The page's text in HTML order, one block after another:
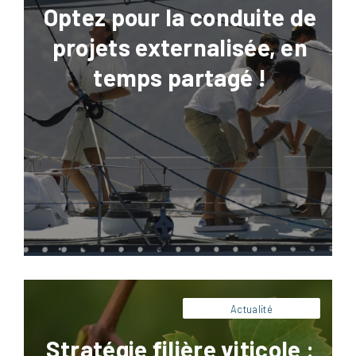
Optez pour la conduite de
projets externalisée, en
temps partagé !
Actualité
Stratégie filière viticole :
Facebook
LinkedIn
X Pinterest
La stratégie filière viticole n’est plus
uniquement une réflexion commerciale ou
institutionnelle. Elle devient un enjeu
industriel majeur pour les domaines, caves
coopératives, maisons de négoce et acteurs
du conditionnement. Dans un contexte
marqué par la baisse de la consommation,
la hausse des coûts de production, les
attentes des consommateurs, […]